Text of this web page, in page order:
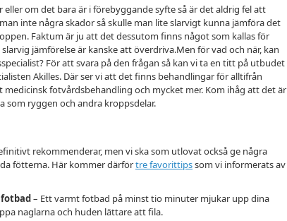
om det bara är i förebyggande syfte så är det aldrig fel att
inte några skador så skulle man lite slarvigt kunna jämföra det
Faktum är ju att det dessutom finns något som kallas för
jämförelse är kanske att överdriva.Men för vad och när, kan
För att svara på den frågan så kan vi ta en titt på utbudet
Akilles. Där ser vi att det finns behandlingar för alltifrån
fotvårdsbehandling och mycket mer. Kom ihåg att det är
ryggen och andra kroppsdelar.
rekommenderar, men vi ska som utlovat också ge några
fötterna. Här kommer därförtre favorittipssom vi informerats av
– Ett varmt fotbad på minst tio minuter mjukar upp dina
naglarna och huden lättare att fila.